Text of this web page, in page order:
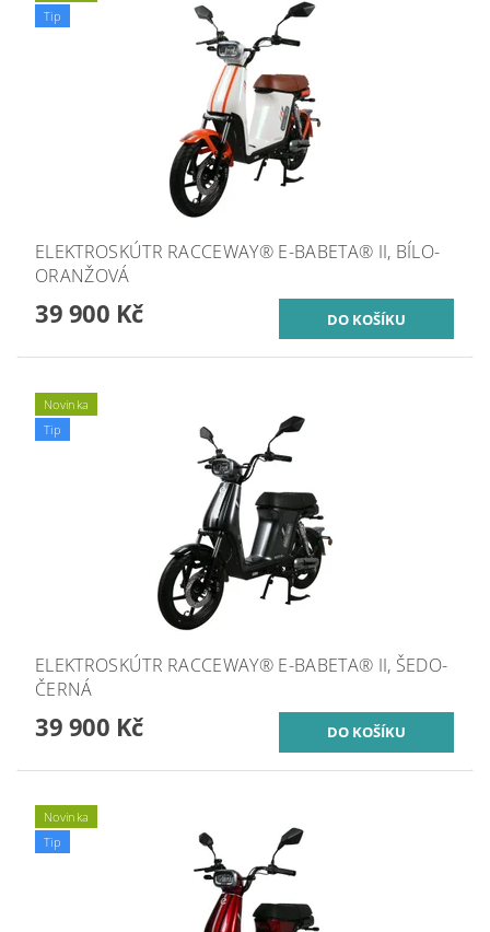
Tip
ELEKTROSKÚTR RACCEWAY® E-BABETA® II, BÍLO-
ORANŽOVÁ
39 900 Kč
Novinka
Tip
ELEKTROSKÚTR RACCEWAY® E-BABETA® II, ŠEDO-
ČERNÁ
39 900 Kč
Novinka
Tip